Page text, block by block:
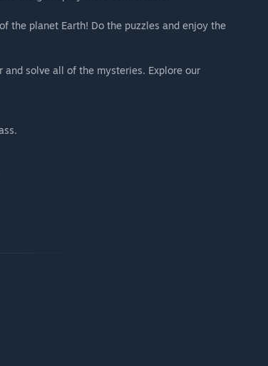
the planet Earth! Do the puzzles and enjoy the
solve all of the mysteries. Explore our